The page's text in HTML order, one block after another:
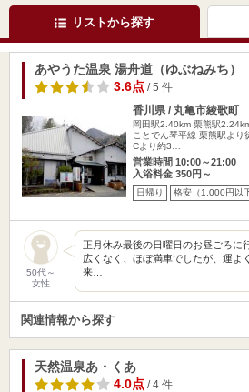
リストから探す
あやうた温泉 湯舟道（ゆぶねみち）
3.6点/ 5 件
香川県 / 丸亀市綾歌町
岡田駅2.40km 栗熊駅
ことでん琴平線 栗熊駅よ
Cより約3…
営業時間 10:00～21:00
入浴料金 350円～
日帰り 格安（1,000円以
50代～
女性
正月休み最後の日曜日のお昼ごろに
広くなく、ほぼ満車でしたが、運よ
来…
関連情報から探す
天然温泉あ・くあ
4.0点/ 4 件